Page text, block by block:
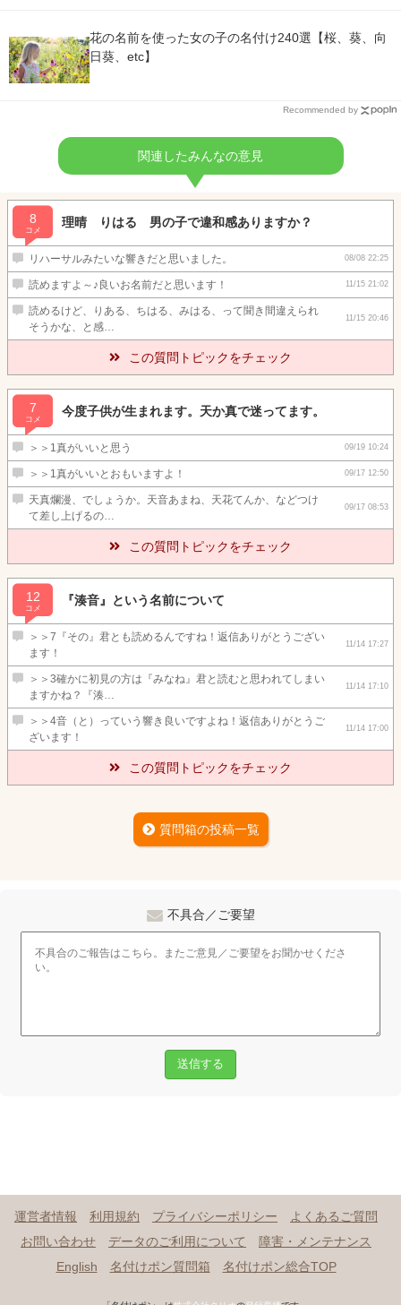
花の名前を使った女の子の名付け240選【桜、葵、向
日葵、etc】
Recommended by
関連したみんなの意見
8
コメ
理晴 りはる 男の子で違和感ありますか？
リハーサルみたいな響きだと思いました。 08/08 22:25
読めますよ～♪良いお名前だと思います！ 11/15 21:02
読めるけど、りある、ちはる、みはる、って聞き間違えられ
そうかな、と感…
11/15 20:46
この質問トピックをチェック
7
コメ
今度子供が生まれます。天か真で迷ってます。
＞＞1真がいいと思う 09/19 10:24
＞＞1真がいいとおもいますよ！ 09/17 12:50
天真爛漫、でしょうか。天音あまね、天花てんか、などつけ
て差し上げるの…
09/17 08:53
この質問トピックをチェック
12
コメ
『湊音』という名前について
＞＞7『その』君とも読めるんですね！返信ありがとうござい
ます！
11/14 17:27
＞＞3確かに初見の方は『みなね』君と読むと思われてしまい
ますかね？『湊…
11/14 17:10
＞＞4音（と）っていう響き良いですよね！返信ありがとうご
ざいます！
11/14 17:00
この質問トピックをチェック
質問箱の投稿一覧
不具合／ご要望
送信する
運営者情報 利用規約 プライバシーポリシー
よくあるご質問
お問い合わせ
データのご利用について
障害・メンテナンス
English
名付けポン質問箱 名付けポン総合TOP